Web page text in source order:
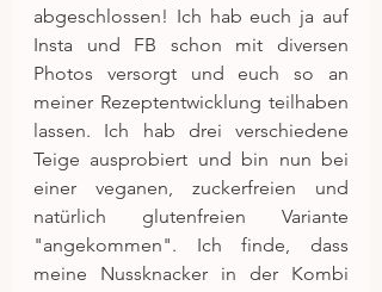
abgeschlossen! Ich hab euch ja auf
Insta und FB schon mit diversen
Photos versorgt und euch so an
meiner Rezeptentwicklung teilhaben
lassen. Ich hab drei verschiedene
Teige ausprobiert und bin nun bei
einer veganen, zuckerfreien und
natürlich glutenfreien Variante
"angekommen". Ich finde, dass
meine Nussknacker in der Kombi